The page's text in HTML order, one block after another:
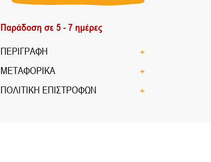
Παράδοση σε 5 - 7 ημέρες
ΠΕΡΙΓΡΑΦΗ
ΜΕΤΑΦΟΡΙΚΑ
ΠΟΛΙΤΙΚΗ ΕΠΙΣΤΡΟΦΩΝ